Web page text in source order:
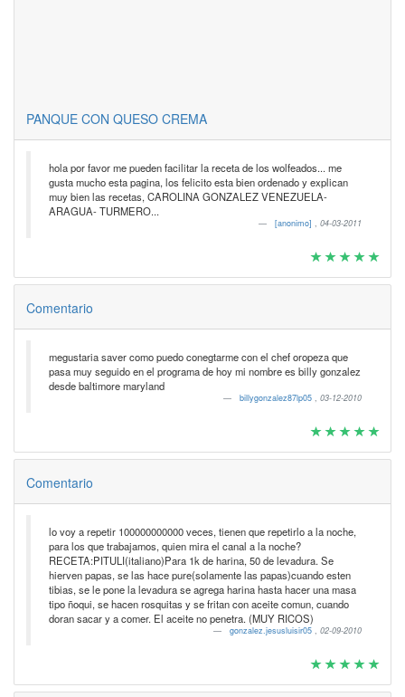
PANQUE CON QUESO CREMA
hola por favor me pueden facilitar la receta de los wolfeados... me
gusta mucho esta pagina, los felicito esta bien ordenado y explican
muy bien las recetas, CAROLINA GONZALEZ VENEZUELA-
ARAGUA- TURMERO...
[anonimo] , 04-03-2011
Comentario
megustaria saver como puedo conegtarme con el chef oropeza que
pasa muy seguido en el programa de hoy mi nombre es billy gonzalez
desde baltimore maryland
billygonzalez87lp05 , 03-12-2010
Comentario
lo voy a repetir 100000000000 veces, tienen que repetirlo a la noche,
para los que trabajamos, quien mira el canal a la noche?
RECETA:PITULI(italiano)Para 1k de harina, 50 de levadura. Se
hierven papas, se las hace pure(solamente las papas)cuando esten
tibias, se le pone la levadura se agrega harina hasta hacer una masa
tipo ñoqui, se hacen rosquitas y se fritan con aceite comun, cuando
doran sacar y a comer. El aceite no penetra. (MUY RICOS)
gonzalez.jesusluisir05 , 02-09-2010